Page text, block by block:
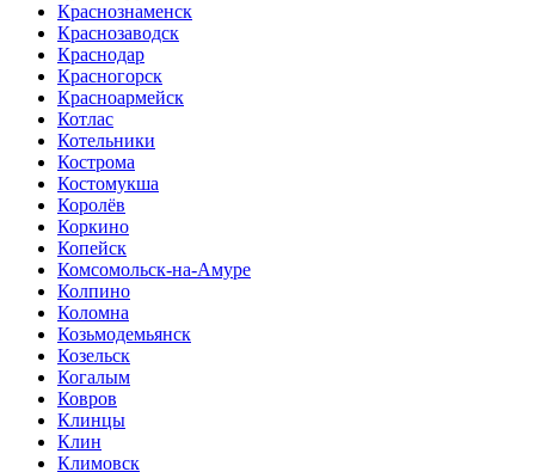
Краснознаменск
Краснозаводск
Краснодар
Красногорск
Красноармейск
Котлас
Котельники
Кострома
Костомукша
Королёв
Коркино
Копейск
Комсомольск-на-Амуре
Колпино
Коломна
Козьмодемьянск
Козельск
Когалым
Ковров
Клинцы
Клин
Климовск